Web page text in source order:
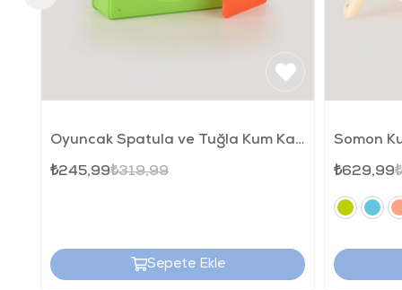
Oyuncak Spatula ve Tuğla Kum Kalıbı
₺245,99₺319,99
Sepete Ekle
Somon
₺629,99